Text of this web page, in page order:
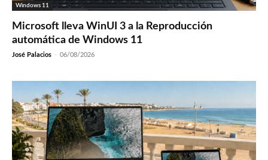
Windows 11
Microsoft lleva WinUI 3 a la Reproducción
automática de Windows 11
José Palacios - 06/08/2026